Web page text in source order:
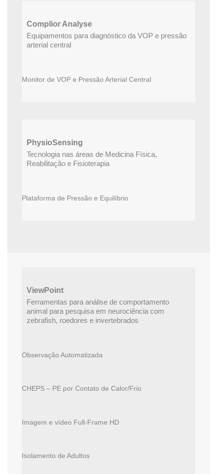
Complior Analyse
Equipamentos para diagnóstico da VOP e pressão
arterial central
Monitor de VOP e Pressão Arterial Central
PhysioSensing
Tecnologia nas áreas de Medicina Física,
Reabilitação e Fisioterapia
Plataforma de Pressão e Equilíbrio
ViewPoint
Ferramentas para análise de comportamento
animal para pesquisa em neurociência com
zebrafish, roedores e invertebrados
Observação Automatizada
CHEPS – PE por Contato de Calor/Frio
Imagem e vídeo Full-Frame HD
Isolamento de Adultos